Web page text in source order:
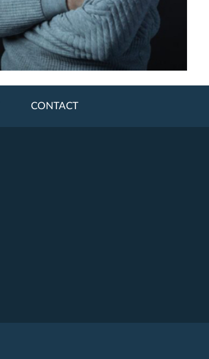
CONTACT